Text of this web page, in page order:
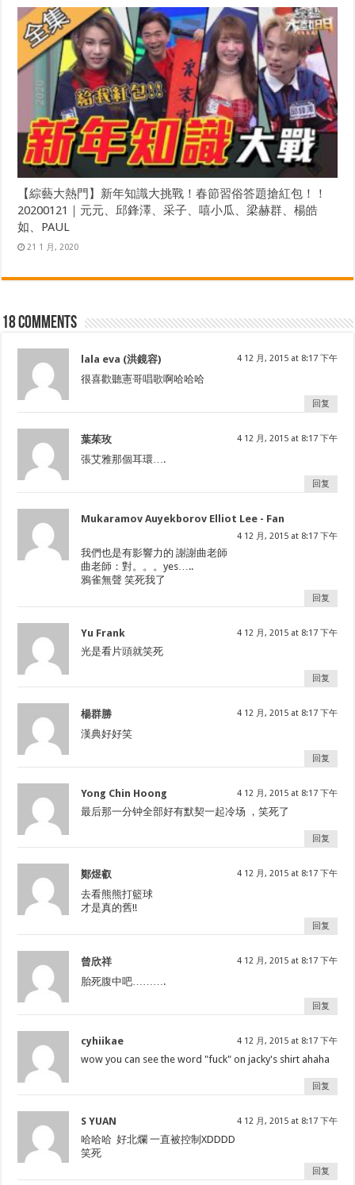
【綜藝大熱門】新年知識大挑戰！春節習俗答題搶紅包！！
20200121｜元元、邱鋒澤、采子、嘻小瓜、梁赫群、楊皓
如、PAUL
21 1 月, 2020
18 comments
lala eva (洪鏡容) 4 12 月, 2015 at 8:17 下午
很喜歡聽憲哥唱歌啊哈哈哈
回复
葉茱玫 4 12 月, 2015 at 8:17 下午
張艾雅那個耳環….
回复
Mukaramov Auyekborov Elliot Lee - Fan
4 12 月, 2015 at 8:17 下午
我們也是有影響力的 謝謝曲老師
曲老師：對。。。yes…..
鴉雀無聲 笑死我了
回复
Yu Frank 4 12 月, 2015 at 8:17 下午
光是看片頭就笑死
回复
楊群勝 4 12 月, 2015 at 8:17 下午
漢典好好笑
回复
Yong Chin Hoong 4 12 月, 2015 at 8:17 下午
最后那一分钟全部好有默契一起冷场 ，笑死了
回复
鄭煜叡 4 12 月, 2015 at 8:17 下午
去看熊熊打籃球
才是真的舊!!
回复
曾欣祥 4 12 月, 2015 at 8:17 下午
胎死腹中吧……….
回复
cyhiikae 4 12 月, 2015 at 8:17 下午
wow you can see the word "fuck" on jacky's shirt ahaha
回复
S YUAN 4 12 月, 2015 at 8:17 下午
哈哈哈 好北爛 一直被控制XDDDD
笑死
回复